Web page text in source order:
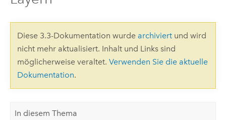
Diese 3.3-Dokumentation wurde archiviertund wird
nicht mehr aktualisiert. Inhalt und Links sind
möglicherweise veraltet. Verwenden Sie die aktuelle
Dokumentation.
In diesem Thema